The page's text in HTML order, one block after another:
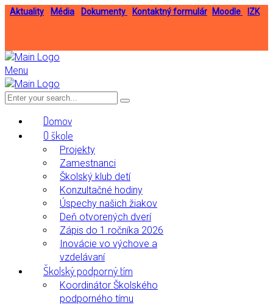
Aktuality Média Dokumenty IZK
Moodle
Kontaktný formulár
Menu
Domov
O škole
Projekty
Zamestnanci
Školský klub detí
Konzultačné hodiny
Úspechy našich žiakov
Deň otvorených dverí
Zápis do 1.ročníka 2026
Inovácie vo výchove a
vzdelávaní
Školský podporný tím
Koordinátor Školského
podporného tímu